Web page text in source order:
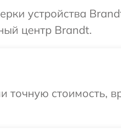
устройства
центр Brandt.
точную стоимость,